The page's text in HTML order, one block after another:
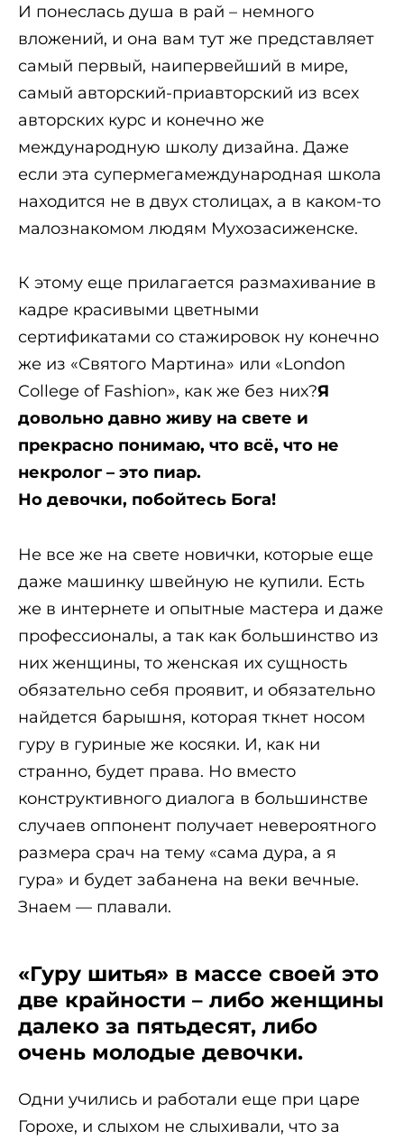
И понеслась душа в рай – немного
вложений, и она вам тут же представляет
самый первый, наипервейший в мире,
самый авторский-приавторский из всех
авторских курс и конечно же
международную школу дизайна. Даже
если эта супермегамеждународная школа
находится не в двух столицах, а в каком-то
малознакомом людям Мухозасиженске.
К этому еще прилагается размахивание в
кадре красивыми цветными
сертификатами со стажировок ну конечно
же из «Святого Мартина» или «London
College of Fashion», как же без них?Я
довольно давно живу на свете и
прекрасно понимаю, что всё, что не
некролог – это пиар.
Но девочки, побойтесь Бога!
Не все же на свете новички, которые еще
даже машинку швейную не купили. Есть
же в интернете и опытные мастера и даже
профессионалы, а так как большинство из
них женщины, то женская их сущность
обязательно себя проявит, и обязательно
найдется барышня, которая ткнет носом
гуру в гуриные же косяки. И, как ни
странно, будет права. Но вместо
конструктивного диалога в большинстве
случаев оппонент получает невероятного
размера срач на тему «сама дура, а я
гура» и будет забанена на веки вечные.
Знаем — плавали.
«Гуру шитья» в массе своей это
две крайности – либо женщины
далеко за пятьдесят, либо
очень молодые девочки.
Одни учились и работали еще при царе
Горохе, и слыхом не слыхивали, что за